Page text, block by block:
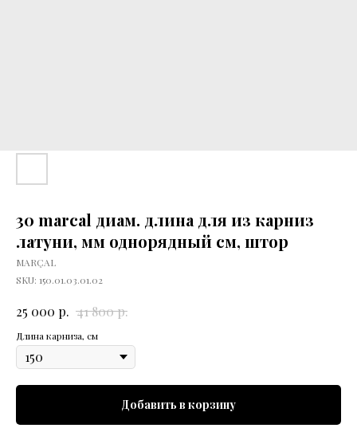
30 marcal диам. длина для из карниз
латуни, мм однорядный см, штор
MARÇAL
SKU: 150.01.03.01.02
25 000 р. 41 800р.
Длина карниза, см
Добавить в корзину